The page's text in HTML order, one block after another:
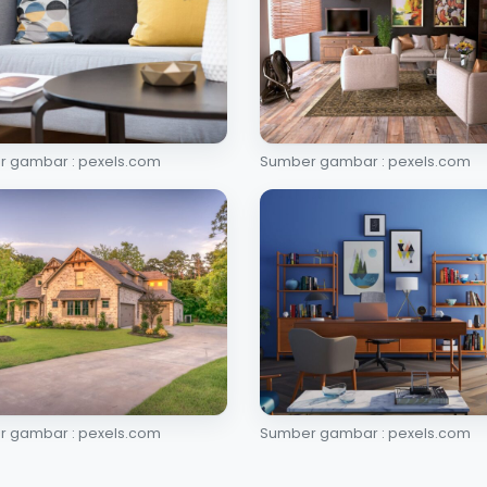
gambar : pexels.com Sumber gambar : pexels.com
gambar : pexels.com Sumber gambar : pexels.com